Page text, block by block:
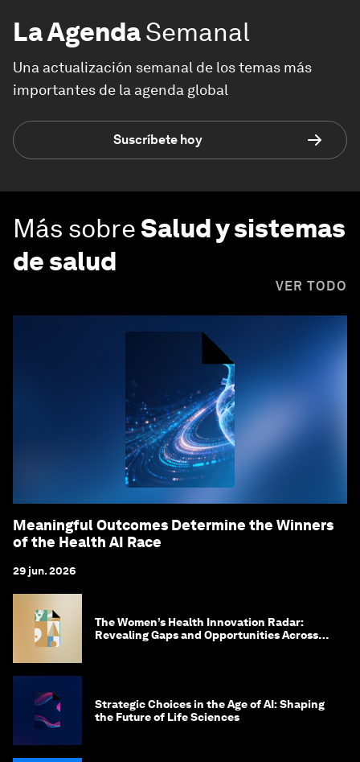
La AgendaSemanal
Una actualización semanal de los temas más
importantes de la agenda global
Suscríbete hoy
Más sobreSalud y sistemas
de salud
VER TODO
Meaningful Outcomes Determine the Winners
of the Health AI Race
29 jun. 2026
The Women’s Health Innovation Radar:
Revealing Gaps and Opportunities Across
Strategic Choices in the Age of AI: Shaping
the Future of Life Sciences